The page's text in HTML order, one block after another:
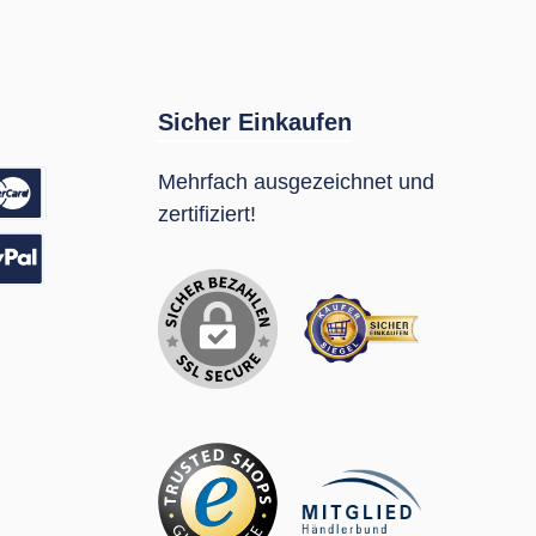
Sicher Einkaufen
Mehrfach ausgezeichnet und
zertifiziert!